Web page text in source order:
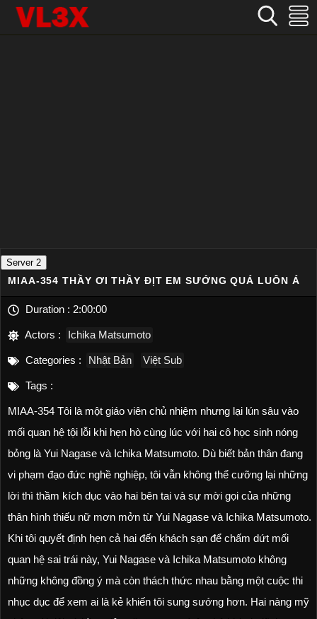
Home Nhật Bản
MIAA-354 Thầy ơi thầy địt em sướng quá luôn á
Server 2
MIAA-354 THẦY ƠI THẦY ĐỊT EM SƯỚNG QUÁ LUÔN Á
Duration : 2:00:00
Actors : Ichika Matsumoto
Categories : Nhật Bản Việt Sub
Tags :
MIAA-354 Tôi là một giáo viên chủ nhiệm nhưng lại lún sâu vào
mối quan hệ tội lỗi khi hẹn hò cùng lúc với hai cô học sinh nóng
bỏng là Yui Nagase và Ichika Matsumoto. Dù biết bản thân đang
vi phạm đạo đức nghề nghiệp, tôi vẫn không thể cưỡng lại những
lời thì thầm kích dục vào hai bên tai và sự mời gọi của những
thân hình thiếu nữ mơn mởn từ Yui Nagase và Ichika Matsumoto.
Khi tôi quyết định hẹn cả hai đến khách sạn để chấm dứt mối
quan hệ sai trái này, Yui Nagase và Ichika Matsumoto không
những không đồng ý mà còn thách thức nhau bằng một cuộc thi
nhục dục để xem ai là kẻ khiến tôi sung sướng hơn. Hai nàng mỹ